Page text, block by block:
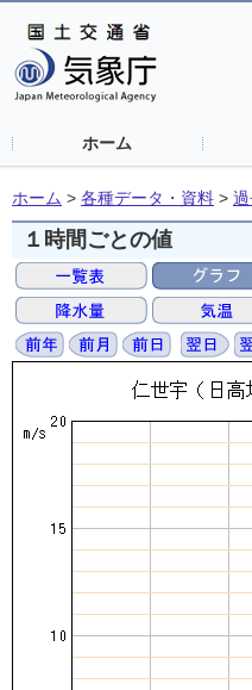
ホーム
ホーム > 各種データ・資料 >
１時間ごとの値